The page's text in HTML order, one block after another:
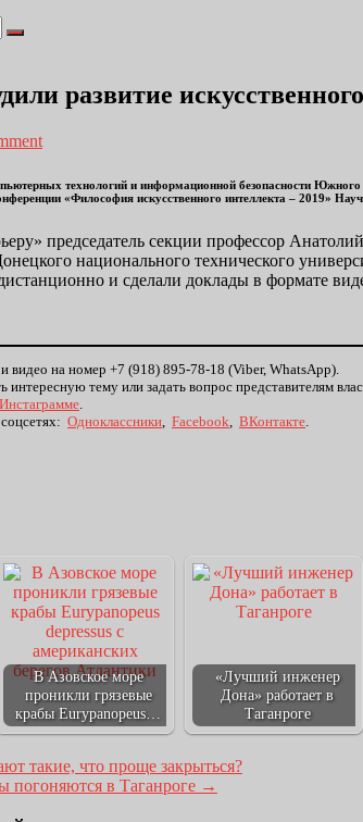
развитие
технологий и информационной безопасности
«Философия искусственного интеллекта – 2019»
председатель секции профессор
национального технического
и сделали доклады в формате
видео на номер +7 (918) 895-78-18 (Viber, WhatsApp).
интересную тему или задать вопрос представителям
Инстаграмме.
Одноклассники, Facebook, ВКонтакте.
В Азовское море
проникли грязевые
крабы Eurypanopeus…
«Лучший инженер
Дона» работает в
Таганроге
такие, что проще закрыться?
погоняются в Таганроге →